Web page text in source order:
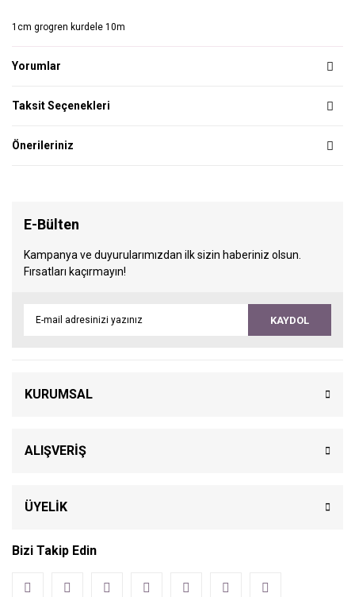
1cm grogren kurdele 10m
Yorumlar
Taksit Seçenekleri
Önerileriniz
E-Bülten
Kampanya ve duyurularımızdan ilk sizin haberiniz olsun.
Fırsatları kaçırmayın!
KAYDOL
KURUMSAL
ALIŞVERİŞ
ÜYELİK
Bizi Takip Edin